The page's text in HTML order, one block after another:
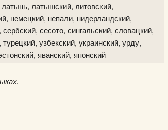
латышский, литовский,
немецкий, непали, нидерландский,
сесото, сингальский, словацкий,
узбекский, украинский, урду,
яванский, японский